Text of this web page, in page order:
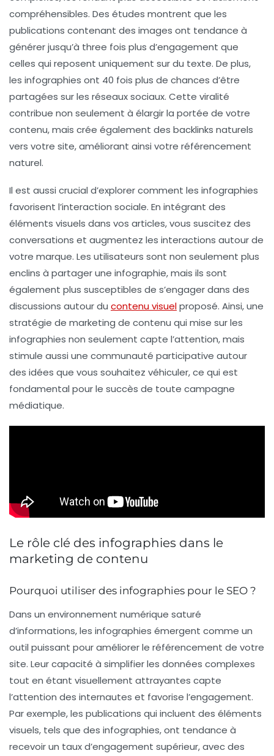
compréhensibles. Des études montrent que les
publications contenant des images ont tendance à
générer jusqu’à three fois plus d’engagement que
celles qui reposent uniquement sur du texte. De plus,
les infographies ont 40 fois plus de chances d’être
partagées sur les réseaux sociaux. Cette viralité
contribue non seulement à élargir la portée de votre
contenu, mais crée également des backlinks naturels
vers votre site, améliorant ainsi votre référencement
naturel.
Il est aussi crucial d’explorer comment les infographies
favorisent l’interaction sociale. En intégrant des
éléments visuels dans vos articles, vous suscitez des
conversations et augmentez les interactions autour de
votre marque. Les utilisateurs sont non seulement plus
enclins à partager une infographie, mais ils sont
également plus susceptibles de s’engager dans des
discussions autour du contenu visuelproposé. Ainsi, une
stratégie de marketing de contenu qui mise sur les
infographies non seulement capte l’attention, mais
stimule aussi une communauté participative autour
des idées que vous souhaitez véhiculer, ce qui est
fondamental pour le succès de toute campagne
médiatique.
Le rôle clé des infographies dans le
marketing de contenu
Pourquoi utiliser des infographies pour le SEO ?
Dans un environnement numérique saturé
d’informations, les infographies émergent comme un
outil puissant pouraméliorer le référencement de votre
site. Leur capacité à simplifier les données complexes
tout en étant visuellement attrayantes capte
l’attention des internautes et favorise l’engagement.
Par exemple, les publications qui incluent des éléments
visuels, tels que des infographies, ont tendance à
recevoir un taux d’engagement supérieur, avec des